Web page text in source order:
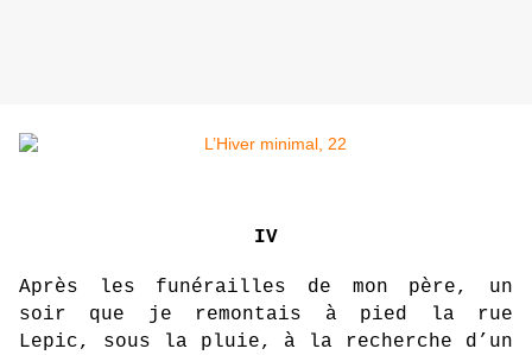
IV
Après les funérailles de mon père, un
soir que je remontais à pied la rue
Lepic, sous la pluie, à la recherche d’un